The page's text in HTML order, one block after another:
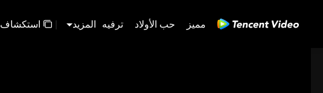
مميز حب الأولاد ترفيه المزيد | استكشاف